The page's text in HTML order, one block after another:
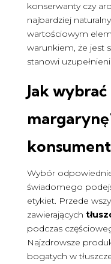
konserwanty czy
najbardziej
wartościowym
warunkiem, że jest
stanowi
Jak
Wybór
świadomego
etykiet. Przede
zawierających
podczas
Najzdrowsze
bogatych w